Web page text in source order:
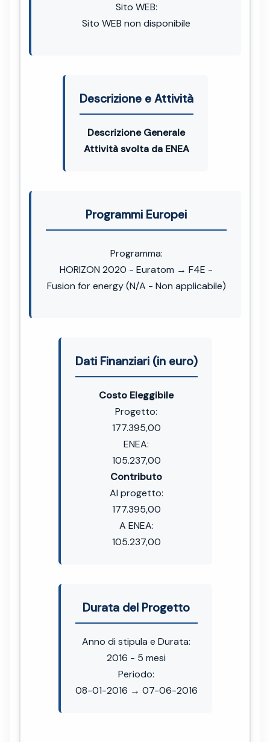
Sito WEB:
Sito WEB non disponibile
Descrizione e Attività
Descrizione Generale
Attività svolta da ENEA
Programmi Europei
Programma:
HORIZON 2020 - Euratom → F4E -
Fusion for energy (N/A - Non applicabile)
Dati Finanziari (in euro)
Costo Eleggibile
Progetto:
177.395,00
ENEA:
105.237,00
Contributo
Al progetto:
177.395,00
A ENEA:
105.237,00
Durata del Progetto
Anno di stipula e Durata:
2016 - 5 mesi
Periodo:
08-01-2016 → 07-06-2016